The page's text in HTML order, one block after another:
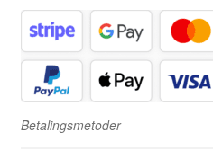
Betalingsmetoder